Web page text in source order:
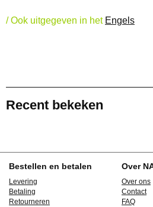
/ Ook uitgegeven in het Engels
Recent bekeken
Bestellen en betalen
Levering
Betaling
Retourneren
Over
Over ons
Contact
FAQ